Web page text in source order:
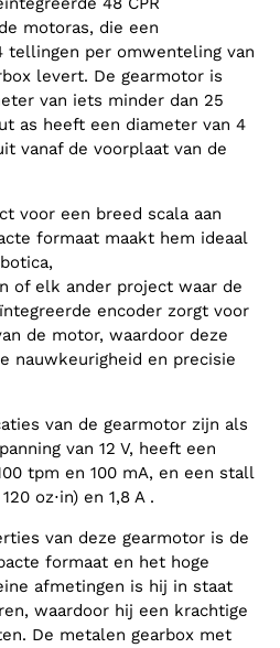
motoras, die een
tellingen per omwenteling van
levert. De gearmotor is
van iets minder dan 25
as heeft een diameter van 4
vanaf de voorplaat van de
voor een breed scala aan
formaat maakt hem ideaal
of elk ander project waar de
encoder zorgt voor
de motor, waardoor deze
nauwkeurigheid en precisie
van de gearmotor zijn als
van 12 V, heeft een
tpm en 100 mA, en een stall
oz⋅in) en 1,8 A .
van deze gearmotor is de
formaat en het hoge
afmetingen is hij in staat
waardoor hij een krachtige
De metalen gearbox met